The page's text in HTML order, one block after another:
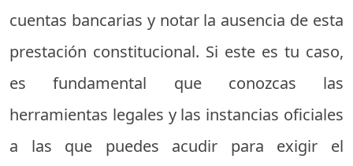
cuentas bancarias y notar la ausencia de esta
prestación constitucional. Si este es tu caso,
es fundamental que conozcas las
herramientas legales y las instancias oficiales
a las que puedes acudir para exigir el